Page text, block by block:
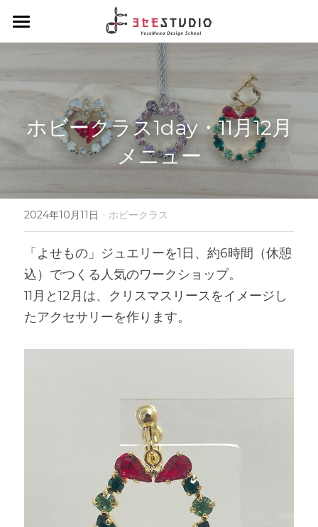
ヨセモSTUDIO
よせものデザインスクール
スクールについて
会員制度について
Diplomaクラス
ディプロマクラスについて
アルチザンクラス
ブランディングクラス
Hobbyクラス
1dayコース
1dayコース menu
4daysコース
ワークショップクラスについて
ろう付け体験
よせ体験
デザイン体験
ENGLISH
About Yosemo Studio
DesignWorkshop
YoseMonoCraftWorkshop
夏休みハンダ付けワークショップ
材料・工具販売サイト
ホビークラス1day・11月12月
メニュー
2024年10月11日 · ホビークラス
「よせもの」ジュエリーを1日、約6時間（休憩
込）でつくる人気のワークショップ。
11月と12月は、クリスマスリースをイメージし
たアクセサリーを作ります。